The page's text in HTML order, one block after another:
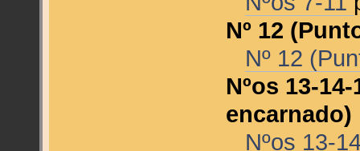
Nº 12
Nº 12
Nºos 13-
encarnado)
Nºos 13-